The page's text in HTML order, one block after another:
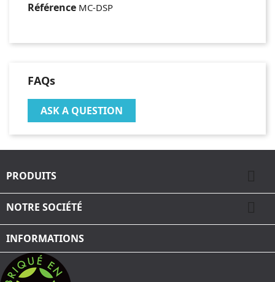
Référence MC-DSP
FAQs
ASK A QUESTION
PRODUITS 
NOTRE SOCIÉTÉ 
INFORMATIONS